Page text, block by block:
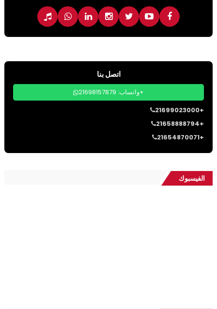
اتصل بنا
واتساب: 21698157879+
21699023000+
21658888794+
21654870071+
الفيسبوك